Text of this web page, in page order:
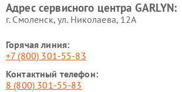
GARLYN
Адрес сервисного центра GARLYN:
г. Смоленск, ул. Николаева, 12А
Горячая линия:
+7 (800) 301-55-83
Контактный телефон:
8 (800) 301-55-83